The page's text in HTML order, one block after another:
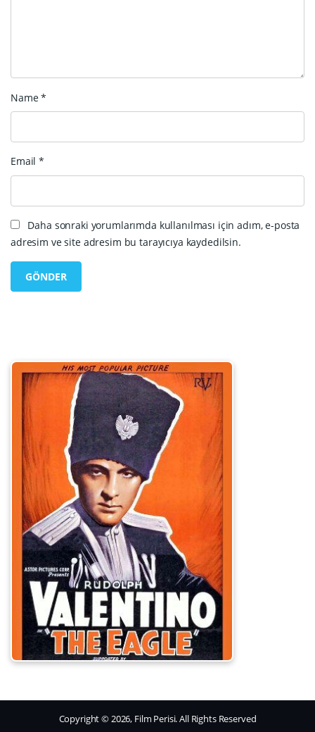
Name*
Email*
Daha sonraki yorumlarımda kullanılması için adım, e-posta
adresim ve site adresim bu tarayıcıya kaydedilsin.
Copyright © 2026, Film Perisi. All Rights Reserved